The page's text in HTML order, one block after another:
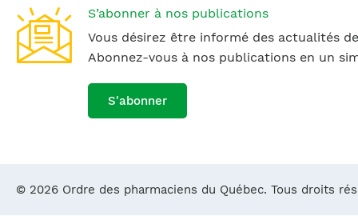
S’abonner à nos publications
Vous désirez être informé des actualités de
Abonnez-vous à nos publications en un
S'abonner
© 2026 Ordre des pharmaciens du Québec. Tous droits